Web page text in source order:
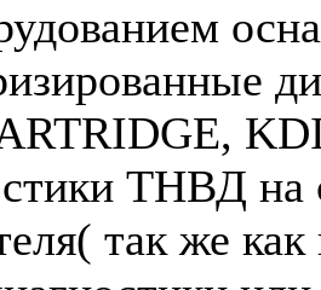
ТНВД на
так же